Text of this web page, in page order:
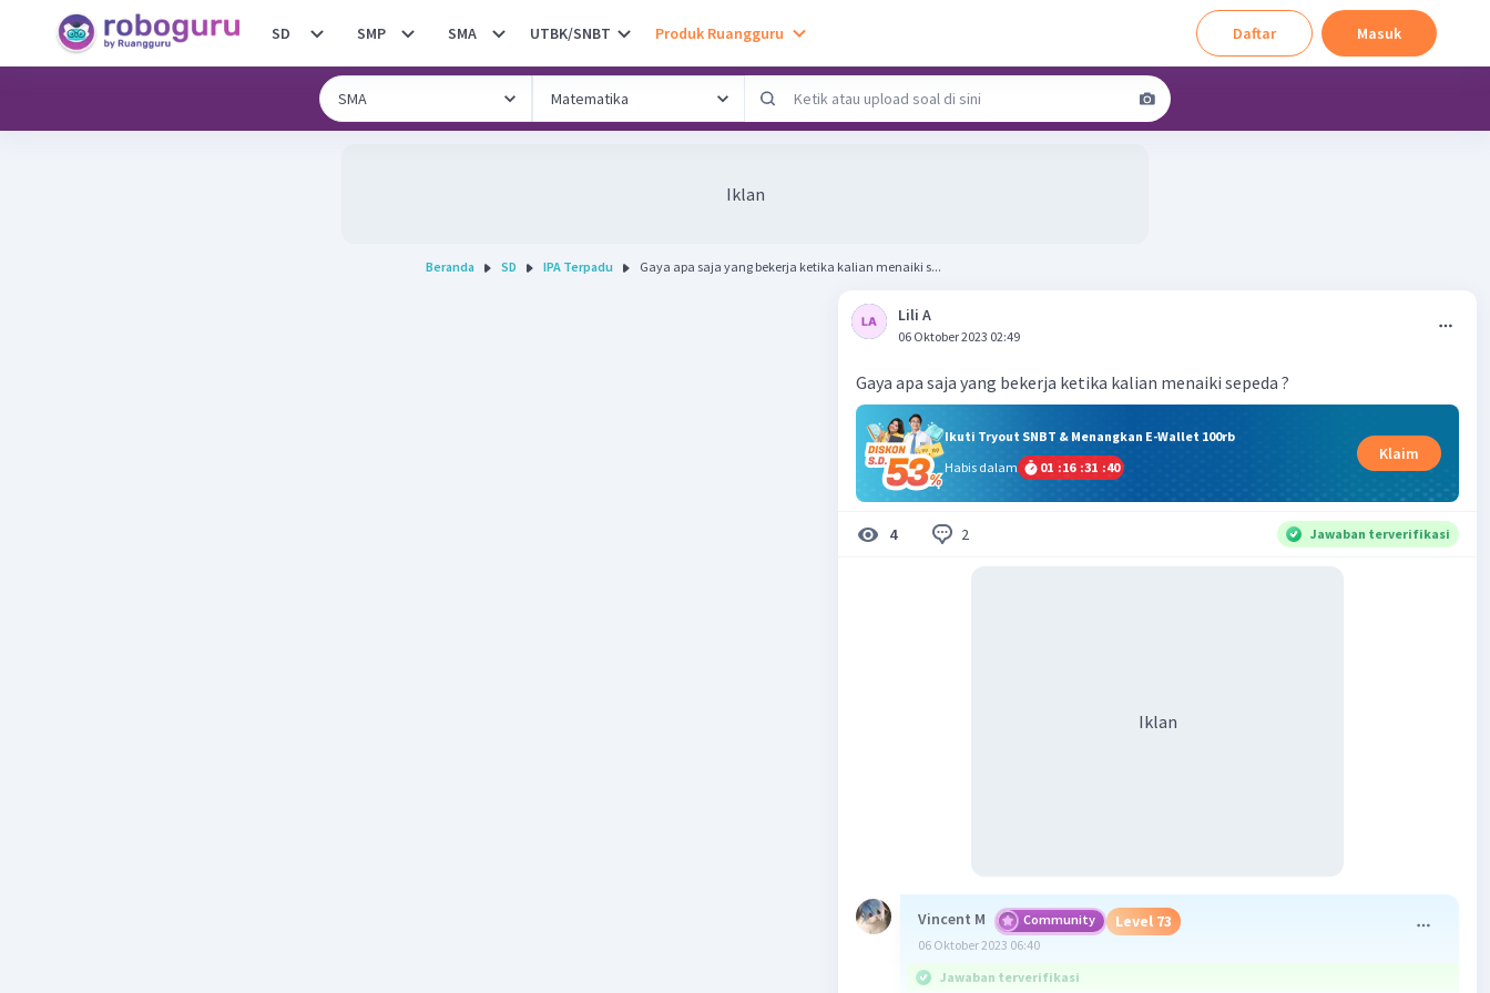
SD SMP SMA UTBK/SNBT Produk Ruangguru Daftar Masuk
Iklan
Beranda SD IPA Terpadu Gaya apa saja yang bekerja ketika kalian menaiki s...
Lili A
06 Oktober 2023 02:49
Gaya apa saja yang bekerja ketika kalian menaiki sepeda ?
Ikuti Tryout SNBT & Menangkan E-Wallet 100rb
Habis dalam
01 :16 :31 :39
Klaim
4 2 Jawaban terverifikasi
Iklan
Vincent M Community Level 73
06 Oktober 2023 06:40
Jawaban terverifikasi